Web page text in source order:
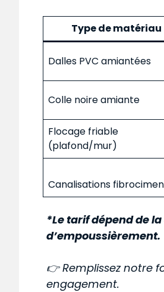
Type de matériau
Dalles PVC amiantées
Colle noire amiante
Flocage friable
(plafond/mur)
Canalisations
*Le tarif dépend de
d’empoussièrement.
👉 Remplissez notre
engagement.